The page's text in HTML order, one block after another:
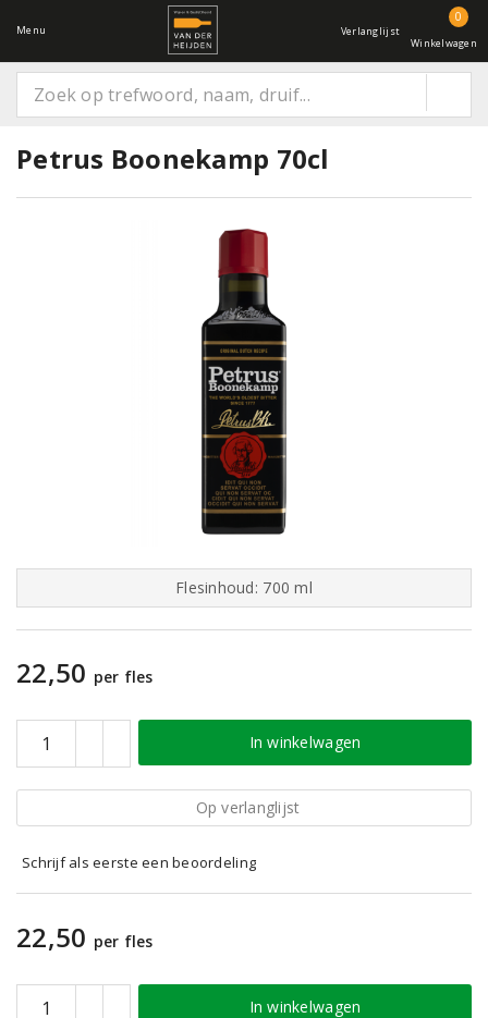
Menu Verlanglijst
0
Winkelwagen
Petrus Boonekamp 70cl
Flesinhoud: 700 ml
22,50 per fles
In winkelwagen
Op verlanglijst
Schrijf als eerste een beoordeling
22,50 per fles
In winkelwagen